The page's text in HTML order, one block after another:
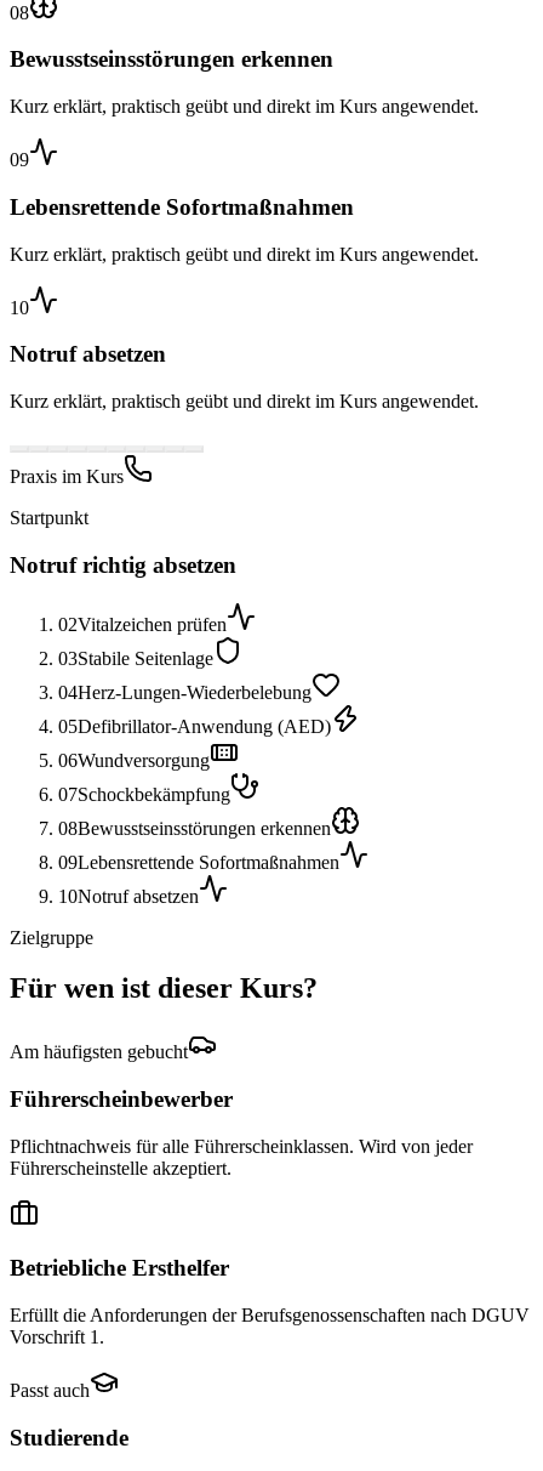
08
Bewusstseinsstörungen erkennen
Kurz erklärt, praktisch geübt und direkt im Kurs angewendet.
09
Lebensrettende Sofortmaßnahmen
Kurz erklärt, praktisch geübt und direkt im Kurs angewendet.
10
Notruf absetzen
Kurz erklärt, praktisch geübt und direkt im Kurs angewendet.
Praxis im Kurs
Startpunkt
Notruf richtig absetzen
02Vitalzeichen prüfen
03Stabile Seitenlage
04Herz-Lungen-Wiederbelebung
05Defibrillator-Anwendung (AED)
06Wundversorgung
07Schockbekämpfung
08Bewusstseinsstörungen erkennen
09Lebensrettende Sofortmaßnahmen
10Notruf absetzen
Zielgruppe
Für wen ist dieser Kurs?
Am häufigsten gebucht
Führerscheinbewerber
Pflichtnachweis für alle Führerscheinklassen. Wird von jeder
Führerscheinstelle akzeptiert.
Betriebliche Ersthelfer
Erfüllt die Anforderungen der Berufsgenossenschaften nach DGUV
Vorschrift 1.
Passt auch
Studierende